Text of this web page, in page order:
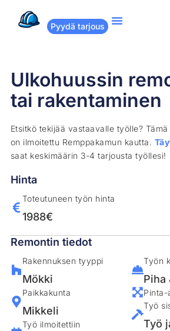
Pyydä tarjous
Ulkohuussin
tai rakentaminen
Etsitkö tekijää vastaavalle työlle?
on ilmoitettu Remppakamun kautta.
saat keskimäärin 3-4 tarjousta työllesi!
Hinta
Toteutuneen työn hinta
1988€
Remontin tiedot
Rakennuksen tyyppi
Mökki
Paikkakunta
Mikkeli
Työ ilmoitettiin
Työn
Piha
Pinta-
Työ
Työ